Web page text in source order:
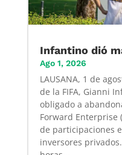
Infantino dió
Ago 1, 2026
LAUSANA, 1 de
de la FIFA, Gianni
obligado a
Forward Enterprise
de participaciones
inversores